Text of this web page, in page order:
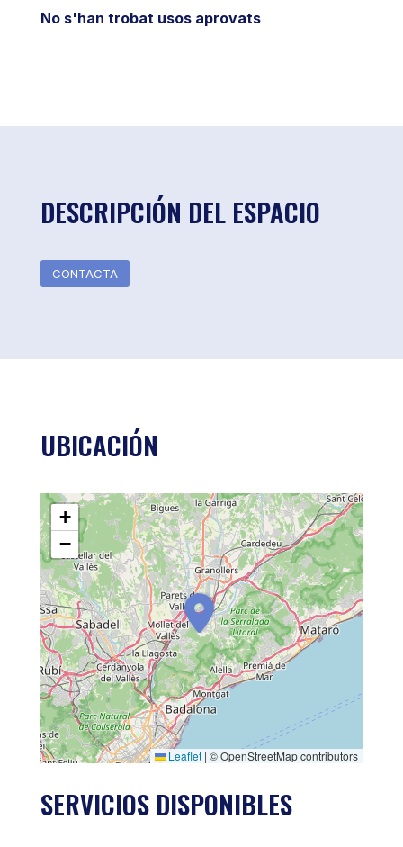
No s'han trobat usos aprovats
DESCRIPCIÓN DEL ESPACIO
CONTACTA
UBICACIÓN
+
−
Leaflet | © OpenStreetMap contributors
SERVICIOS DISPONIBLES